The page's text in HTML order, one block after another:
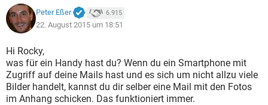
Peter Eßer 6.915
22. August 2015 um 18:51
Hi Rocky,
was für ein Handy hast du? Wenn du ein Smartphone mit
Zugriff auf deine Mails hast und es sich um nicht allzu viele
Bilder handelt, kannst du dir selber eine Mail mit den Fotos
im Anhang schicken. Das funktioniert immer.